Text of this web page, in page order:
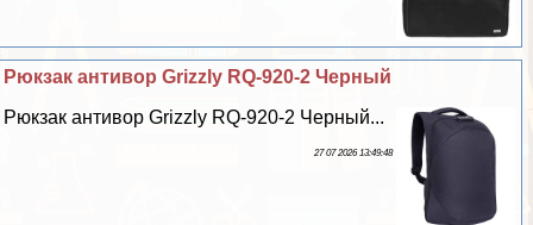
Рюкзак антивор Grizzly RQ-920-2 Черный
Рюкзак антивор Grizzly RQ-920-2 Черный...
27 07 2026 13:49:48